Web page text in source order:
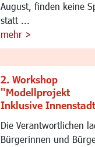
August, finden keine
statt ...
mehr >
2. Workshop
"Modellprojekt
Inklusive
Die Verantwortlichen
Bürgerinnen und